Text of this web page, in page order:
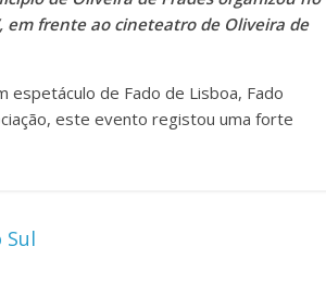
em frente ao cineteatro de Oliveira de
de Fado de Lisboa, Fado
este evento registou uma forte